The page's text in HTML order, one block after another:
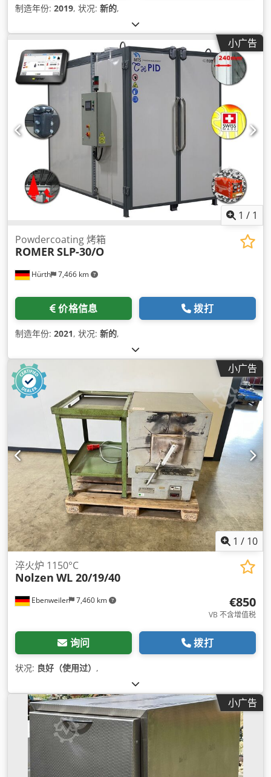
制造年份: 2019, 状况: 新的,
小广告
1 / 1
Hürth 7,466 km
Powdercoating 烤箱
ROMERSLP-30/O
价格信息 拨打
制造年份: 2021, 状况: 新的,
小广告
1 / 10
Ebenweiler 7,460 km
淬火炉 1150°C
Nolzen WL 20/19/40
€850
VB 不含增值税
询问 拨打
状况: 良好（使用过） ,
小广告